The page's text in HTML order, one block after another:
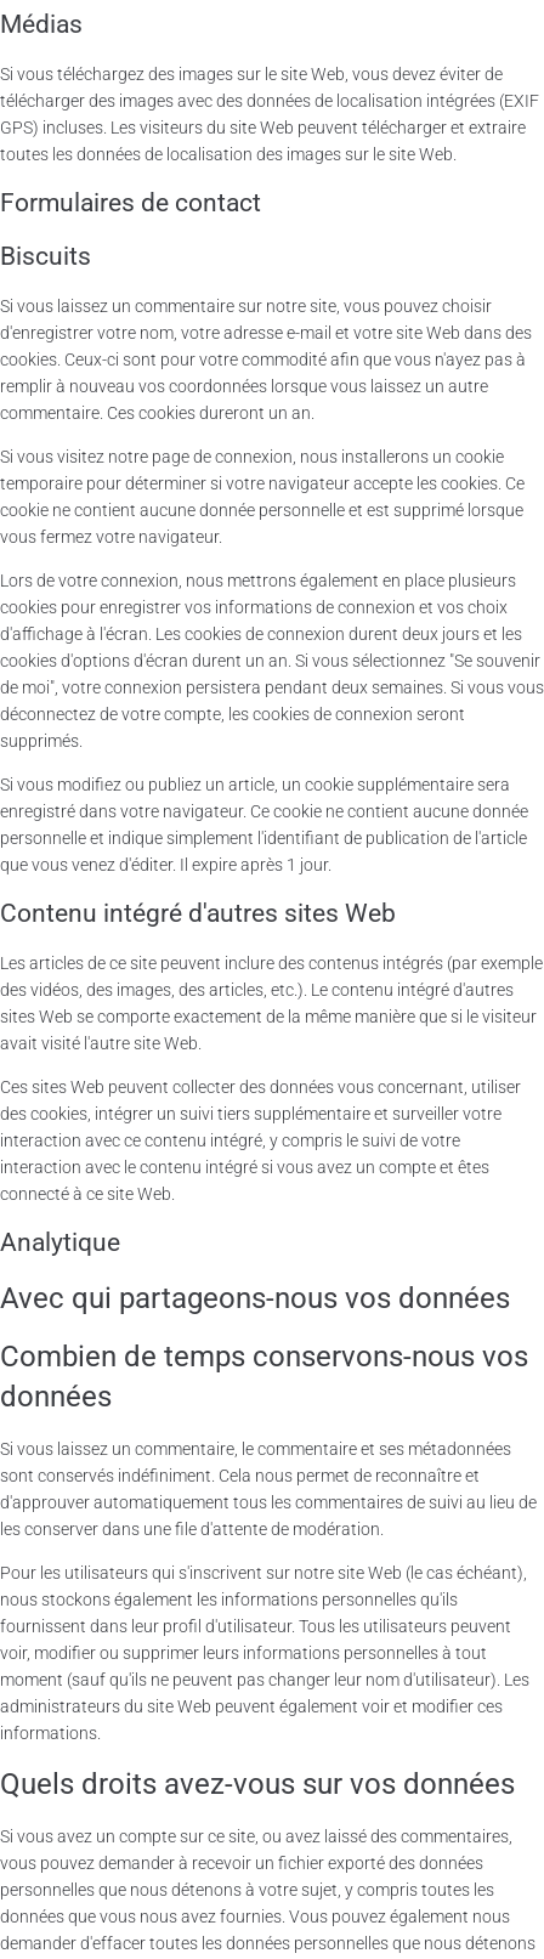
Médias
Si vous téléchargez des images sur le site Web, vous devez éviter de
télécharger des images avec des données de localisation intégrées (EXIF
GPS) incluses. Les visiteurs du site Web peuvent télécharger et extraire
toutes les données de localisation des images sur le site Web.
Formulaires de contact
Biscuits
Si vous laissez un commentaire sur notre site, vous pouvez choisir
d'enregistrer votre nom, votre adresse e-mail et votre site Web dans des
cookies. Ceux-ci sont pour votre commodité afin que vous n'ayez pas à
remplir à nouveau vos coordonnées lorsque vous laissez un autre
commentaire. Ces cookies dureront un an.
Si vous visitez notre page de connexion, nous installerons un cookie
temporaire pour déterminer si votre navigateur accepte les cookies. Ce
cookie ne contient aucune donnée personnelle et est supprimé lorsque
vous fermez votre navigateur.
Lors de votre connexion, nous mettrons également en place plusieurs
cookies pour enregistrer vos informations de connexion et vos choix
d'affichage à l'écran. Les cookies de connexion durent deux jours et les
cookies d'options d'écran durent un an. Si vous sélectionnez "Se souvenir
de moi", votre connexion persistera pendant deux semaines. Si vous vous
déconnectez de votre compte, les cookies de connexion seront
supprimés.
Si vous modifiez ou publiez un article, un cookie supplémentaire sera
enregistré dans votre navigateur. Ce cookie ne contient aucune donnée
personnelle et indique simplement l'identifiant de publication de l'article
que vous venez d'éditer. Il expire après 1 jour.
Contenu intégré d'autres sites Web
Les articles de ce site peuvent inclure des contenus intégrés (par exemple
des vidéos, des images, des articles, etc.). Le contenu intégré d'autres
sites Web se comporte exactement de la même manière que si le visiteur
avait visité l'autre site Web.
Ces sites Web peuvent collecter des données vous concernant, utiliser
des cookies, intégrer un suivi tiers supplémentaire et surveiller votre
interaction avec ce contenu intégré, y compris le suivi de votre
interaction avec le contenu intégré si vous avez un compte et êtes
connecté à ce site Web.
Analytique
Avec qui partageons-nous vos données
Combien de temps conservons-nous vos
données
Si vous laissez un commentaire, le commentaire et ses métadonnées
sont conservés indéfiniment. Cela nous permet de reconnaître et
d'approuver automatiquement tous les commentaires de suivi au lieu de
les conserver dans une file d'attente de modération.
Pour les utilisateurs qui s'inscrivent sur notre site Web (le cas échéant),
nous stockons également les informations personnelles qu'ils
fournissent dans leur profil d'utilisateur. Tous les utilisateurs peuvent
voir, modifier ou supprimer leurs informations personnelles à tout
moment (sauf qu'ils ne peuvent pas changer leur nom d'utilisateur). Les
administrateurs du site Web peuvent également voir et modifier ces
informations.
Quels droits avez-vous sur vos données
Si vous avez un compte sur ce site, ou avez laissé des commentaires,
vous pouvez demander à recevoir un fichier exporté des données
personnelles que nous détenons à votre sujet, y compris toutes les
données que vous nous avez fournies. Vous pouvez également nous
demander d'effacer toutes les données personnelles que nous détenons